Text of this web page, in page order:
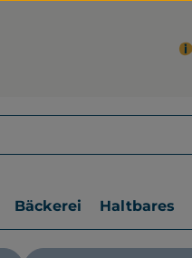
Bäckerei Haltbares